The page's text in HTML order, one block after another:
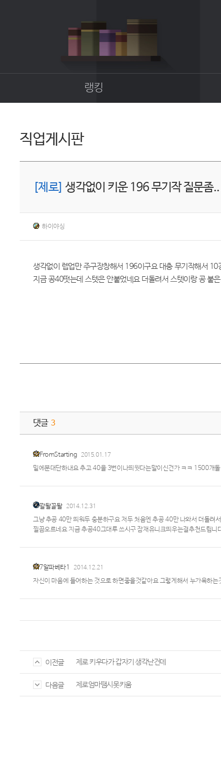
랭킹
직업게시판
[제로] 생각없이 키운 196 무기작 질문좀..
하이야싱
생각없이 렙업만 주구장창해서 196이구요 대충 무기작해서
지금 공40떳는데 스텟은 안붙었네요 더돌려서 스텟이랑 공 붙
댓글 3
FromStarting 2015.01.17
밑에분대단하내요 추고 40을 3번이나띄웟다는말이신건가 ㅋㅋ 1500개
꽐돨꼴돨 2014.12.31
그냥 추공 40만 띄워두 충분하구요 저두 처음엔 추공 40만 나와서 더돌
찔끔오르네요 지금 추공40그대루 쓰시구 잠재유니크띄우는걸추천드립니
7알파베타1 2014.12.21
자신이 마음에 들어하는 것으로 하면좋을것같아요 그렇게해서 누가욕하는
이전글 제로 키우다가 갑자기 생각난건데
다음글 제로엄마땜시못키움